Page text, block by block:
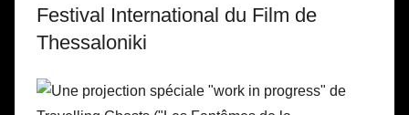
Festival International du Film de
Thessaloniki